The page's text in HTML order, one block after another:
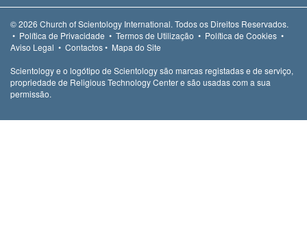
© 2026 Church of Scientology International. Todos os Direitos Reservados.
• Política de Privacidade • Termos de Utilização • Política de Cookies •
Aviso Legal • Contactos• Mapa do Site
Scientology e o logótipo de Scientology são marcas registadas e de serviço,
propriedade de Religious Technology Center e são usadas com a sua
permissão.